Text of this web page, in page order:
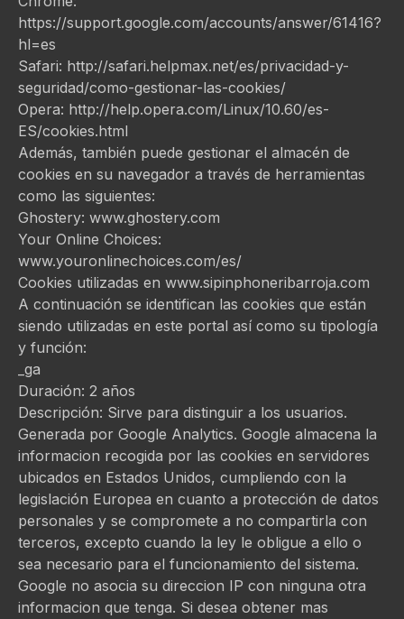
https://support.google.com/accounts/answer/61416?
hl=es
Safari: http://safari.helpmax.net/es/privacidad-y-
seguridad/como-gestionar-las-cookies/
Opera: http://help.opera.com/Linux/10.60/es-
ES/cookies.html
Además, también puede gestionar el almacén de
cookies en su navegador a través de herramientas
como las siguientes:
Ghostery: www.ghostery.com
Your Online Choices:
www.youronlinechoices.com/es/
Cookies utilizadas en www.sipinphoneribarroja.com
A continuación se identifican las cookies que están
siendo utilizadas en este portal así como su tipología
y función:
_ga
Duración: 2 años
Descripción: Sirve para distinguir a los usuarios.
Generada por Google Analytics. Google almacena la
informacion recogida por las cookies en servidores
ubicados en Estados Unidos, cumpliendo con la
legislación Europea en cuanto a protección de datos
personales y se compromete a no compartirla con
terceros, excepto cuando la ley le obligue a ello o
sea necesario para el funcionamiento del sistema.
Google no asocia su direccion IP con ninguna otra
informacion que tenga. Si desea obtener mas